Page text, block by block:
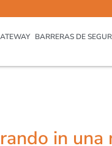
BARRERAS DE
in una